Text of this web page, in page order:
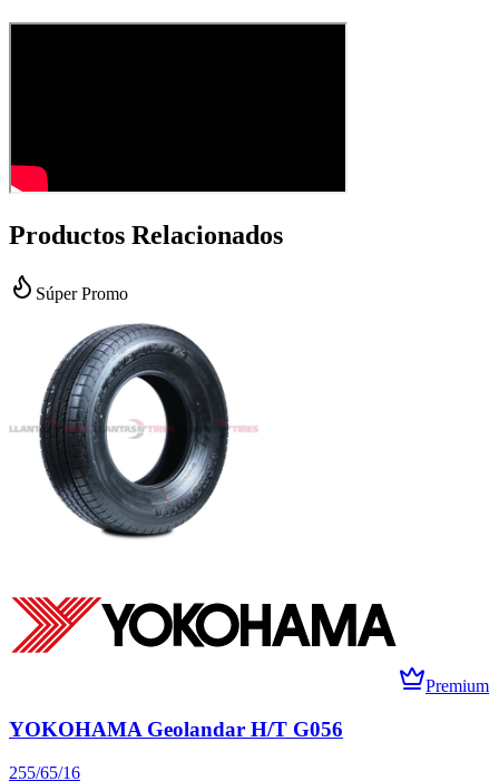
Productos Relacionados
Súper Promo
Premium
YOKOHAMA Geolandar H/T G056
255/65/16